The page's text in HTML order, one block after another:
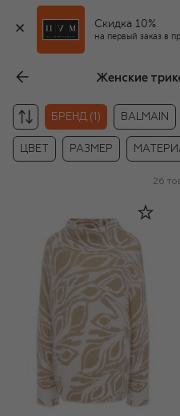
Скидка 10%
на первый заказ в
БРЕНД (1) BALMAIN
ЦВЕТ РАЗМЕР
26